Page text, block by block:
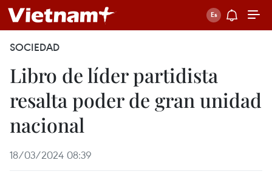
SOCIEDAD
Libro de líder partidista
resalta poder de gran unidad
nacional
18/03/2024 08:39